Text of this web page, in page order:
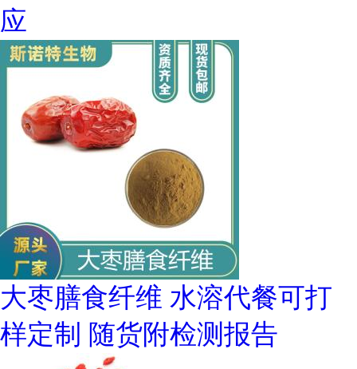
应
大枣膳食纤维 水溶代餐可打
样定制 随货附检测报告